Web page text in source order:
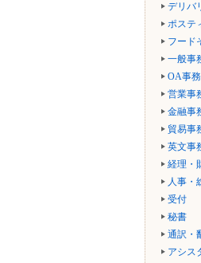
デリバ
ポステ
フード
一般事
OA事務
営業事
金融事
貿易事
英文事
経理・
人事・
受付
秘書
通訳・
アシス